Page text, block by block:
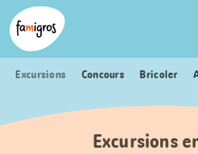
Signets
de
navigation
Header
Logo
Excursions Concours Bricoler
Excursions